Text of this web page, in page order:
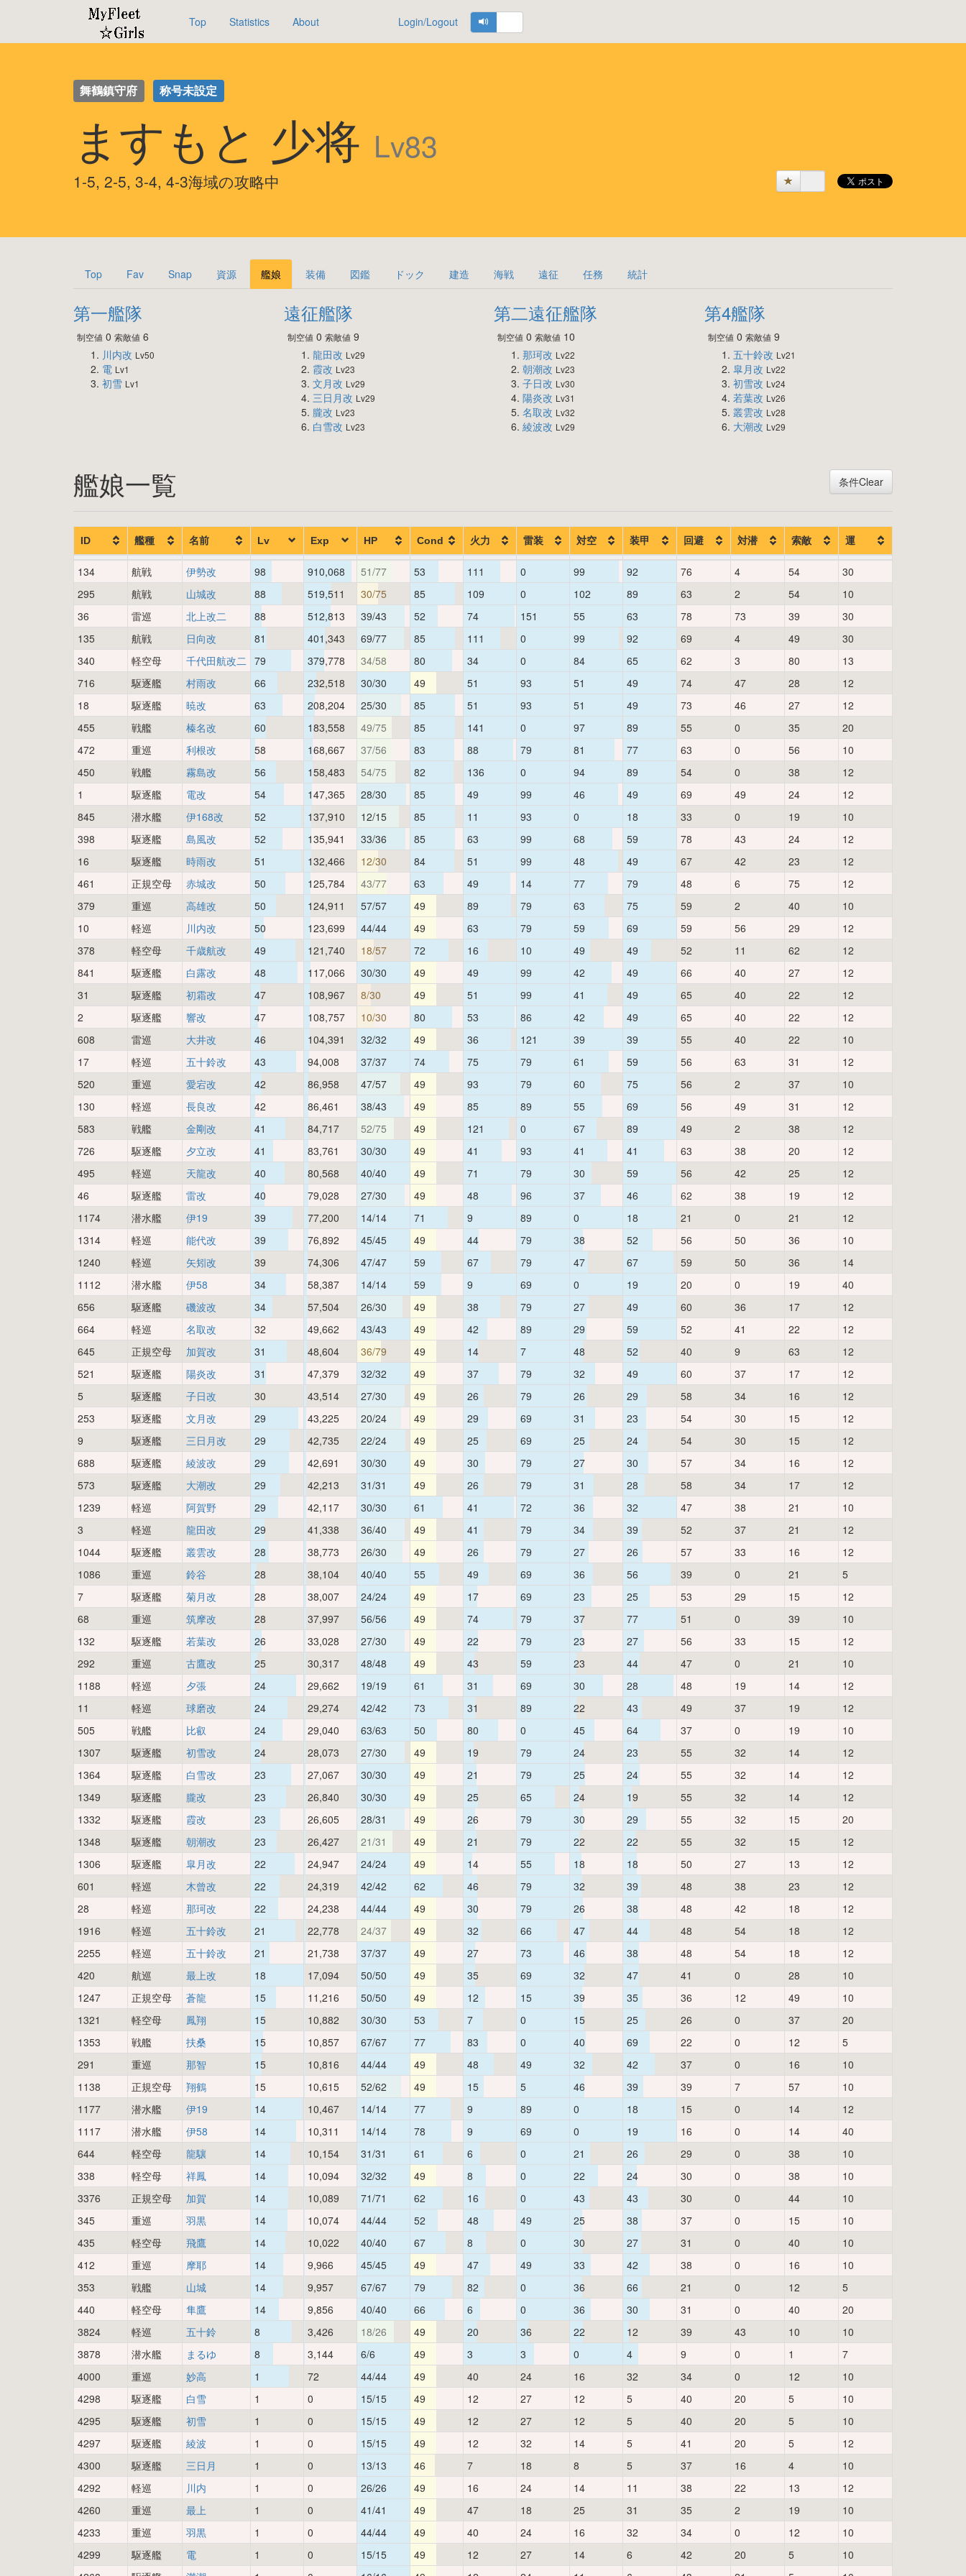
Top Statistics About Login/Logout
舞鶴鎮守府 称号未設定
ますもと 少将 Lv83
1-5, 2-5, 3-4, 4-3海域の攻略中
Top Fav Snap 資源 艦娘 装備 図鑑 ドック 建造 海戦 遠征 任務 統計
第一艦隊
制空値 0 索敵値 6
川内改 Lv50
電 Lv1
初雪 Lv1
遠征艦隊
制空値0 索敵値9
龍田改 Lv29
霞改 Lv23
文月改 Lv29
三日月改 Lv29
朧改 Lv23
白雪改 Lv23
第二遠征艦隊
制空値 0 索敵値 10
那珂改 Lv22
朝潮改 Lv23
子日改 Lv30
陽炎改 Lv31
名取改 Lv32
綾波改 Lv29
第4艦隊
制空値0 索敵値9
五十鈴改 Lv21
皐月改 Lv22
初雪改 Lv24
若葉改 Lv26
叢雲改 Lv28
大潮改 Lv29
条件Clear
艦娘一覧
ID 艦種 名前 Lv Exp HP Cond 火力 雷装 対空 装甲 回避 対潜 索敵 運
134 航戦 伊勢改 98 910,068 51/77 53 111 0 99 92 76 4 54
30
295
航戦 山城改 88 519,511 30/75 85 109 0 102 89 63 2 54
10
36
雷巡 北上改二 88 512,813 39/43 52 74 151 55 63 78 73 39
30
135
航戦 日向改 81 401,343 69/77 85 111 0 99 92 69 4 49
30
340
軽空母 千代田航改二 79 379,778 34/58 80 34 0 84 65 62 3 80
13
716
駆逐艦 村雨改 66 232,518 30/30 49 51 93 51 49 74 47 28
12
18
駆逐艦 暁改 63 208,204 25/30 85 51 93 51 49 73 46 27
12
455
戦艦 榛名改 60 183,558 49/75 85 141 0 97 89 55 0 35
20
472
重巡 利根改 58 168,667 37/56 83 88 79 81 77 63 0 56
10
450
戦艦 霧島改 56 158,483 54/75 82 136 0 94 89 54 0 38
12
1
駆逐艦 電改 54 147,365 28/30 85 49 99 46 49 69 49 24
12
845
潜水艦 伊168改 52 137,910 12/15 85 11 93 0 18 33 0 19
10
398
駆逐艦 島風改 52 135,941 33/36 85 63 99 68 59 78 43 24
12
16
駆逐艦 時雨改 51 132,466 12/30 84 51 99 48 49 67 42 23
12
461
正規空母 赤城改 50 125,784 43/77 63 49 14 77 79 48 6 75
12
379
重巡 高雄改 50 124,911 57/57 49 89 79 63 75 59 2 40
10
10
軽巡 川内改 50 123,699 44/44 49 63 79 59 69 59 56 29
12
378
軽空母 千歳航改 49 121,740 18/57 72 16 10 49 49 52 11 62
12
841
駆逐艦 白露改 48 117,066 30/30 49 49 99 42 49 66 40 27
12
31
駆逐艦 初霜改 47 108,967 8/30 49 51 99 41 49 65 40 22
12
2
駆逐艦 響改 47 108,757 10/30 80 53 86 42 49 65 40 22
12
608
雷巡 大井改 46 104,391 32/32 49 36 121 39 39 55 40 22
10
17
軽巡 五十鈴改 43 94,008 37/37 74 75 79 61 59 56 63 31
12
520
重巡 愛宕改 42 86,958 47/57 49 93 79 60 75 56 2 37
10
130
軽巡 長良改 42 86,461 38/43 49 85 89 55 69 56 49 31
12
583
戦艦 金剛改 41 84,717 52/75 49 121 0 67 89 49 2 38
12
726
駆逐艦 夕立改 41 83,761 30/30 49 41 93 41 41 63 38 20
12
495
軽巡 天龍改 40 80,568 40/40 49 71 79 30 59 56 42 25
12
46
駆逐艦 雷改 40 79,028 27/30 49 48 96 37 46 62 38 19
12
1174
潜水艦 伊19 39 77,200 14/14 71 9 89 0 18 21 0 21
12
1314
軽巡 能代改 39 76,892 45/45 49 44 79 38 52 56 50 36
10
1240
軽巡 矢矧改 39 74,306 47/47 59 67 79 47 67 59 50 36
14
1112
潜水艦 伊58 34 58,387 14/14 59 9 69 0 19 20 0 19
40
656
駆逐艦 磯波改 34 57,504 26/30 49 38 79 27 49 60 36 17
12
664
軽巡 名取改 32 49,662 43/43 49 42 89 29 59 52 41 22
12
645
正規空母 加賀改 31 48,604 36/79 49 14 7 48 52 40 9 63
12
521
駆逐艦 陽炎改 31 47,379 32/32 49 37 79 32 49 60 37 17
12
5
駆逐艦 子日改 30 43,514 27/30 49 26 79 26 29 58 34 16
12
253
駆逐艦 文月改 29 43,225 20/24 49 29 69 31 23 54 30 15
12
9
駆逐艦 三日月改 29 42,735 22/24 49 25 69 25 24 54 30 15
12
688
駆逐艦 綾波改 29 42,691 30/30 49 30 79 27 30 57 34 16
12
573
駆逐艦 大潮改 29 42,213 31/31 49 26 79 31 28 58 34 17
12
1239
軽巡 阿賀野 29 42,117 30/30 61 41 72 36 32 47 38 21
10
3
軽巡 龍田改 29 41,338 36/40 49 41 79 34 39 52 37 21
12
1044
駆逐艦 叢雲改 28 38,773 26/30 49 26 79 27 26 57 33 16
12
1086
重巡 鈴谷 28 38,104 40/40 55 49 69 36 56 39 0 21
5
7
駆逐艦 菊月改 28 38,007 24/24 49 17 69 23 25 53 29 15
12
68
重巡 筑摩改 28 37,997 56/56 49 74 79 37 77 51 0 39
10
132
駆逐艦 若葉改 26 33,028 27/30 49 22 79 23 27 56 33 15
12
292
重巡 古鷹改 25 30,317 48/48 49 43 59 23 44 47 0 21
10
1188
軽巡 夕張 24 29,662 19/19 61 31 69 30 28 48 19 14
12
11
軽巡 球磨改 24 29,274 42/42 73 31 89 22 43 49 37 19
12
505
戦艦 比叡 24 29,040 63/63 50 80 0 45 64 37 0 19
10
1307
駆逐艦 初雪改 24 28,073 27/30 49 19 79 24 23 55 32 14
12
1364
駆逐艦 白雪改 23 27,067 30/30 49 21 79 25 24 55 32 14
12
1349
駆逐艦 朧改 23 26,840 30/30 49 25 65 24 19 55 32 14
12
1332
駆逐艦 霞改 23 26,605 28/31 49 26 79 30 29 55 32 15
20
1348
駆逐艦 朝潮改 23 26,427 21/31 49 21 79 22 22 55 32 15
12
1306
駆逐艦 皐月改 22 24,947 24/24 49 14 55 18 18 50 27 13
12
601
軽巡 木曾改 22 24,319 42/42 62 46 79 32 39 48 38 23
12
28
軽巡 那珂改 22 24,238 44/44 49 30 79 26 38 48 42 18
12
1916
軽巡 五十鈴改 21 22,778 24/37 49 32 66 47 44 48 54 18
12
2255
軽巡 五十鈴改 21 21,738 37/37 49 27 73 46 38 48 54 18
12
420
航巡 最上改 18 17,094 50/50 49 35 69 32 47 41 0 28
10
1247
正規空母 蒼龍 15 11,216 50/50 49 12 15 39 35 36 12 49
10
1321
軽空母 鳳翔 15 10,882 30/30 53 7 0 15 25 26 0 37
20
1353
戦艦 扶桑 15 10,857 67/67 77 83 0 40 69 22 0 12
5
291
重巡 那智 15 10,816 44/44 49 48 49 32 42 37 0 16
10
1138
正規空母 翔鶴 15 10,615 52/62 49 15 5 46 39 39 7 57
10
1177
潜水艦 伊19 14 10,467 14/14 77 9 89 0 18 15 0 14
12
1117
潜水艦 伊58 14 10,311 14/14 78 9 69 0 19 16 0 14
40
644
軽空母 龍驤 14 10,154 31/31 61 6 0 21 26 29 0 38
10
338
軽空母 祥鳳 14 10,094 32/32 49 8 0 22 24 30 0 38
10
3376
正規空母 加賀 14 10,089 71/71 62 16 0 43 43 30 0 44
10
345
重巡 羽黒 14 10,074 44/44 52 48 49 25 38 37 0 15
10
435
軽空母 飛鷹 14 10,022 40/40 67 8 0 30 27 31 0 40
10
412
重巡 摩耶 14 9,966 45/45 49 47 49 33 42 38 0 16
10
353
戦艦 山城 14 9,957 67/67 79 82 0 36 66 21 0 12
5
440
軽空母 隼鷹 14 9,856 40/40 66 6 0 36 30 31 0 40
20
3824
軽巡 五十鈴 8 3,426 18/26 49 20 36 22 12 39 43 10
10
3878
潜水艦 まるゆ 8 3,144 6/6 49 3 3 0 4 9 0 1
7
4000
重巡 妙高 1 72 44/44 49 40 24 16 32 34 0 12
10
4298
駆逐艦 白雪 1 0 15/15 49 12 27 12 5 40 20 5
10
4295
駆逐艦 初雪 1 0 15/15 49 12 27 12 5 40 20 5
10
4297
駆逐艦 綾波 1 0 15/15 49 12 32 14 5 41 20 5
12
4300
駆逐艦 三日月 1 0 13/13 46 7 18 8 5 37 16 4
10
4292
軽巡 川内 1 0 26/26 49 16 24 14 11 38 22 13
12
4260
重巡 最上 1 0 41/41 49 47 18 25 31 35 2 19
10
4233
重巡 羽黒 1 0 44/44 49 40 24 16 32 34 0 12
10
4299
駆逐艦 電 1 0 15/15 49 12 27 14 6 42 20 5
10